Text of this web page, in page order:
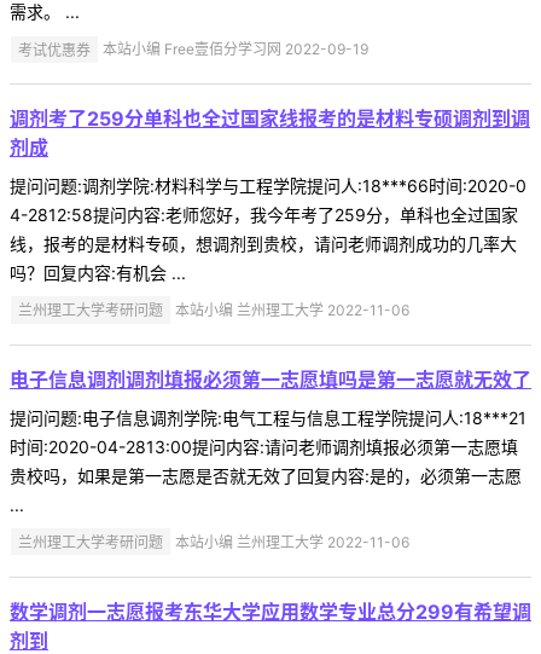
需求。 ...
考试优惠券 本站小编 Free壹佰分学习网 2022-09-19
调剂考了259分单科也全过国家线报考的是材料专硕调剂到调
剂成
提问问题:调剂学院:材料科学与工程学院提问人:18***66时间:2020-0
4-2812:58提问内容:老师您好，我今年考了259分，单科也全过国家
线，报考的是材料专硕，想调剂到贵校，请问老师调剂成功的几率大
吗？回复内容:有机会 ...
兰州理工大学考研问题 本站小编 兰州理工大学 2022-11-06
电子信息调剂调剂填报必须第一志愿填吗是第一志愿就无效了
提问问题:电子信息调剂学院:电气工程与信息工程学院提问人:18***21
时间:2020-04-2813:00提问内容:请问老师调剂填报必须第一志愿填
贵校吗，如果是第一志愿是否就无效了回复内容:是的，必须第一志愿
...
兰州理工大学考研问题 本站小编 兰州理工大学 2022-11-06
数学调剂一志愿报考东华大学应用数学专业总分299有希望调
剂到